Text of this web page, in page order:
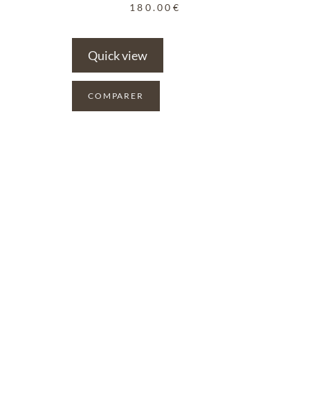
180.00 €
Quick view
COMPARER